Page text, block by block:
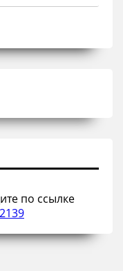
по ссылке